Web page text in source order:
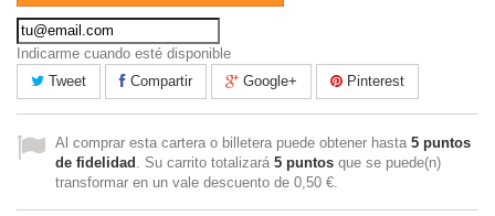
Indicarme cuando esté disponible
Tweet
Compartir Google+ Pinterest
Al comprar esta cartera o billetera puede obtener hasta 5 puntos
de fidelidad . Su carrito totalizará 5 puntos que se puede(n)
transformar en un vale descuento de 0,50 €.